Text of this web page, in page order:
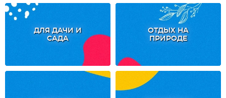
ДЛЯ ДАЧИ И
САДА
ОТДЫХ НА
ПРИРОДЕ